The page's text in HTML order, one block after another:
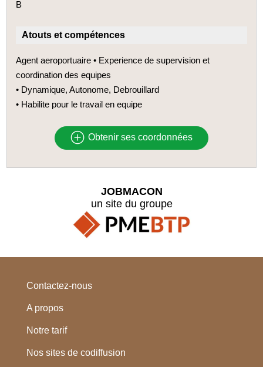
B
Atouts et compétences
Agent aeroportuaire • Experience de supervision et
coordination des equipes
• Dynamique, Autonome, Debrouillard
• Habilite pour le travail en equipe
Obtenir ses coordonnées
JOBMACON
un site du groupe
Contactez-nous
A propos
Notre tarif
Nos sites de codiffusion